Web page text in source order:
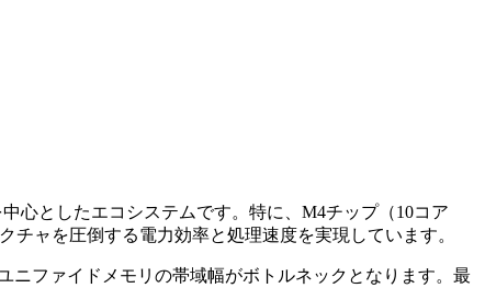
心としたエコシステムです。特に、M4チップ（10コア
チャを圧倒する電力効率と処理速度を実現しています。
ニファイドメモリの帯域幅がボトルネックとなります。最